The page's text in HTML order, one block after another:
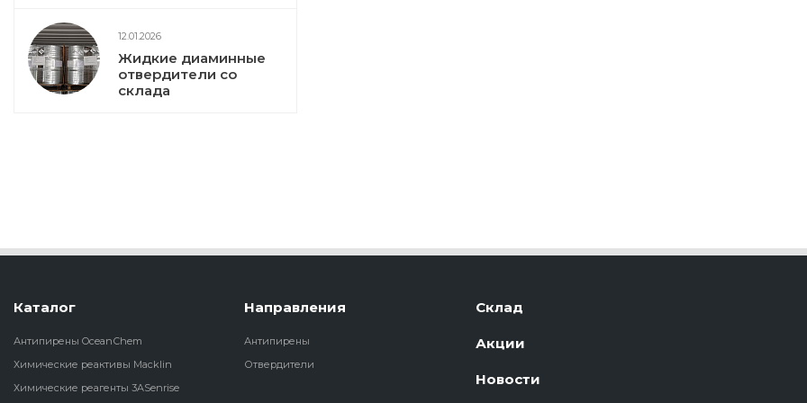
12.01.2026
Жидкие диаминные
отвердители со
склада
Каталог
Антипирены OceanСhem
Химические реактивы Macklin
Химические реагенты 3ASenrise
Направления
Антипирены
Отвердители
Склад
Акции
Новости